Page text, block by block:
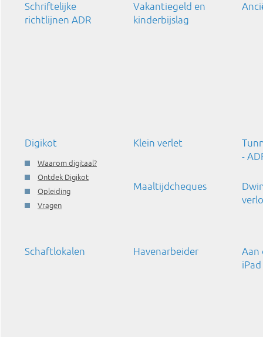
Schriftelijke
richtlijnen ADR
Vakantiegeld en
kinderbijslag
Digikot
Waarom digitaal?
Ontdek Digikot
Opleiding
Vragen
Klein verlet
-
Maaltijdcheques
Schaftlokalen Havenarbeider
Aan